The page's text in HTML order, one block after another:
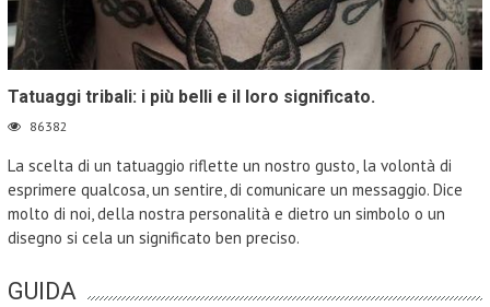
Tatuaggi tribali: i più belli e il loro significato.
86382
La scelta di un tatuaggio riflette un nostro gusto, la volontà di
esprimere qualcosa, un sentire, di comunicare un messaggio. Dice
molto di noi, della nostra personalità e dietro un simbolo o un
disegno si cela un significato ben preciso.
GUIDA